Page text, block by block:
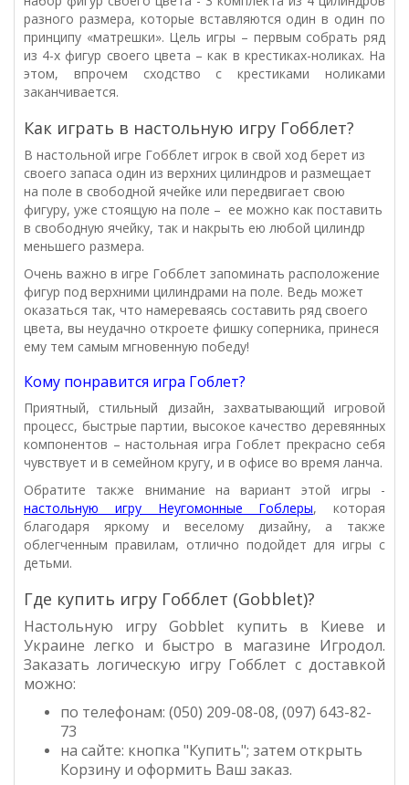
разного размера, которые вставляются один в один по
принципу «матрешки». Цель игры – первым собрать ряд
из 4-х фигур своего цвета – как в крестиках-ноликах. На
этом, впрочем сходство с крестиками ноликами
заканчивается.
Как играть в настольную игру Гобблет?
В настольной игре Гобблет игрок в свой ход берет из
своего запаса один из верхних цилиндров и размещает
на поле в свободной ячейке или передвигает свою
фигуру, уже стоящую на поле – ее можно как поставить
в свободную ячейку, так и накрыть ею любой цилиндр
меньшего размера.
Очень важно в игре Гобблет запоминать расположение
фигур под верхними цилиндрами на поле. Ведь может
оказаться так, что намереваясь составить ряд своего
цвета, вы неудачно откроете фишку соперника, принеся
ему тем самым мгновенную победу!
Кому понравится игра Гоблет?
Приятный, стильный дизайн, захватывающий игровой
процесс, быстрые партии, высокое качество деревянных
компонентов – настольная игра Гоблет прекрасно себя
чувствует и в семейном кругу, и в офисе во время ланча.
Обратите также внимание на вариант этой игры -
настольную игру Неугомонные Гоблеры, которая
благодаря яркому и веселому дизайну, а также
облегченным правилам, отлично подойдет для игры с
детьми.
Где купить игру Гобблет (Gobblet)?
Настольную игруGobblet купить в Киеве и
Украине легко и быстро в магазине Игродол.
Заказать логическую игру Гобблет с доставкой
можно:
по телефонам: (050) 209-08-08, (097) 643-82-
73
на сайте: кнопка "Купить"; затем открыть
Корзину и оформить Ваш заказ.